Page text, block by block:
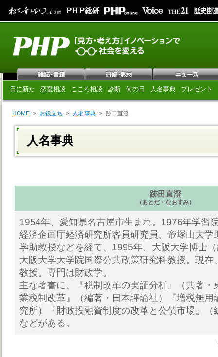
日に新た 恋愛相談 こころ相談 診断 何の日 人名事典 プレゼント
HOME お役立ち 人名事典 跡田直澄
人名事典
跡田直澄
（あとだ・なおすみ）
1954年、愛知県名古屋市生まれ。1976年学習
経済企画庁経済研究所客員研究員、帝塚山大学
学助教授などを経て、1995年、大阪大学博士
大阪大学大学院国際公共政策研究科教授。現在
教授。専門は財政学。
主な著書に、『税制改革の実証分析』（共著・
業税制改革』（編著・日本評論社）『増税無用
究所）『財政投融資制度の改革と公債市場』（
などがある。